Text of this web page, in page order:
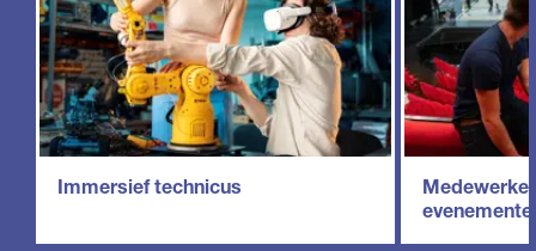
Immersief technicus